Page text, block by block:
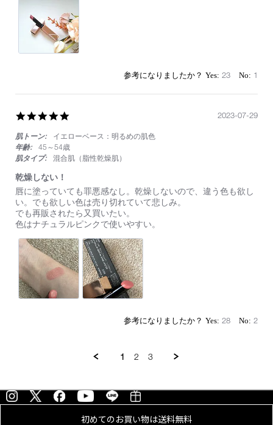
て
で、
を
入
し
ま
た。
ま
ず、
細
身
ケ
ー
ス
が
お
し
ス
ル
ス
23 1
rating
肌トーン:
イエローベース：明るめの肌色
年齢:
45～54歳
肌タイプ:
混合肌（脂性乾燥肌）
乾燥しない！
Review
by
on
29
Jul
2023
review
stating
乾
燥
し
な
い！
唇に塗っていても罪悪感なし。乾燥しないので、違う色も欲し
い。でも欲しい色は売り切れていて悲しみ。
でも再販されたら又買いたい。
色はナチュラルピンクで使いやすい。
2023-07-29
28 2
1 2 3
初めてのお買い物は送料無料